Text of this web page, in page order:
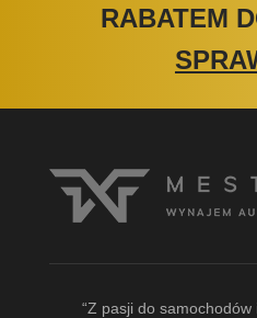
RABATEM
“Z pasji do samochodów